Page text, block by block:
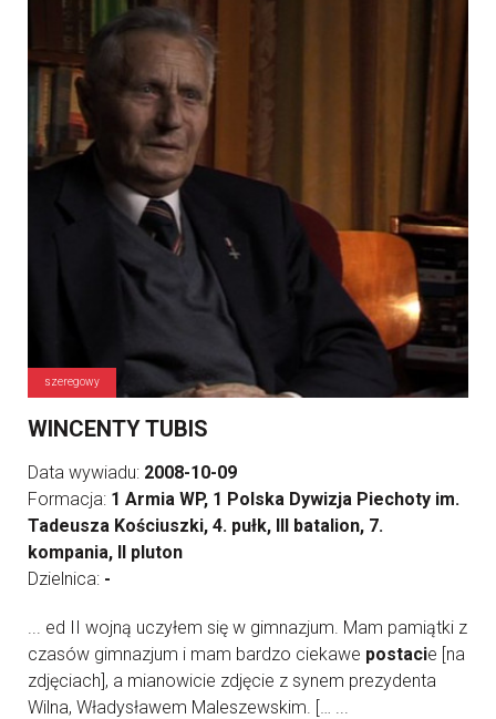
szeregowy
WINCENTY TUBIS
Data wywiadu: 2008-10-09
Formacja: 1 Armia WP, 1 Polska Dywizja Piechoty im.
Tadeusza Kościuszki, 4. pułk, III batalion, 7.
kompania, II pluton
Dzielnica: -
... ed II wojną uczyłem się w gimnazjum. Mam pamiątki z
czasów gimnazjum i mam bardzo ciekawe postacie [na
zdjęciach], a mianowicie zdjęcie z synem prezydenta
Wilna, Władysławem Maleszewskim. [… ...